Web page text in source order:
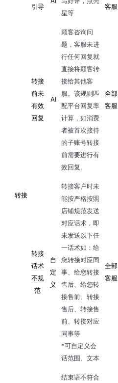
引导
星等
客服
转接
转接
前未
有效
回复
AI
顾客咨询问
题，客服未进
行任何回复就
直接将顾客转
接给其他客
服。该规则匹
配平台回复率
计算，如消费
者被首次接待
的子账号转接
前需要进行有
效回复。
全部
客服
转接
话术
不规
范
自
定
义
转接客户时未
能按严格按照
店铺规范发送
对应话术，即
未发送以下任
一话术如：给
您转接对应同
事、给您转接
售后、给您转
接售前、转接
售后、转接售
前、转接对应
同事等
*可自定义会
话范围、文本
全部
客服
结束语不符合